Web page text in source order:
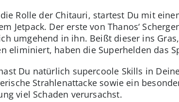
Rolle der Chitauri, startest Du mit
Jetpack. Der erste von Thanos‘
umgehend in ihn. Beißt dieser ins
eliminiert, haben die Superhelden das
Du natürlich supercoole Skills in
Strahlenattacke sowie ein
viel Schaden verursachst.